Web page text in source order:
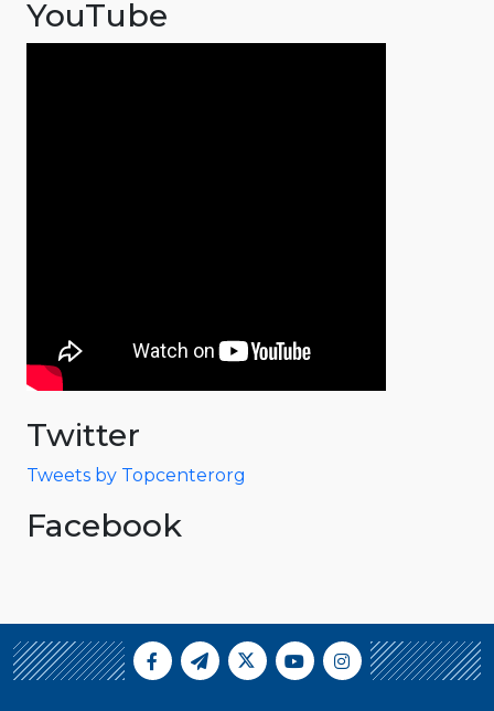
YouTube
Twitter
Tweets by Topcenterorg
Facebook